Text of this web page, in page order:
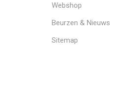
Webshop
Beurzen & Nieuws
Sitemap